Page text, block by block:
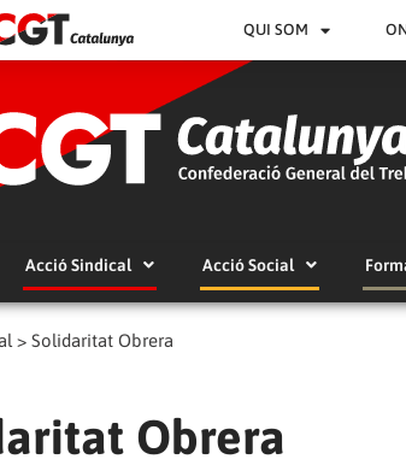
QUI SOM
Acció Sindical Acció Social
> Solidaritat Obrera
Obrera